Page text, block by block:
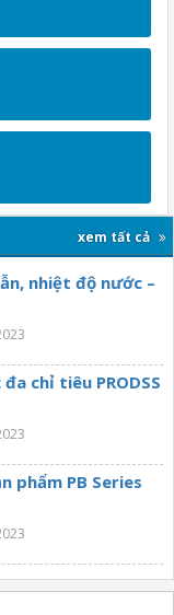
xem tất cả
nhiệt độ nước –
chỉ tiêu PRODSS
phẩm PB Series